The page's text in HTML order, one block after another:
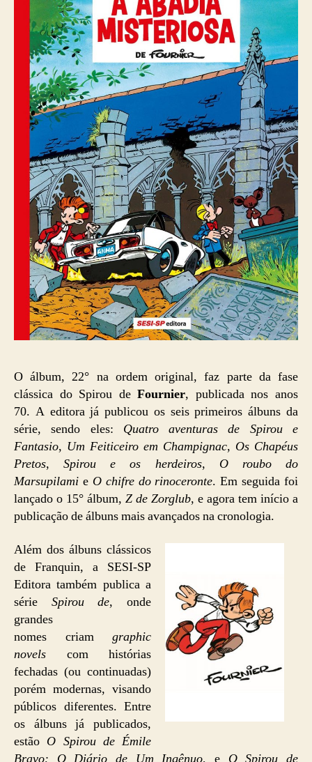
O álbum, 22° na ordem original, faz parte da fase
clássica do Spirou deFournier, publicada nos anos
70. A editora já publicou os seis primeiros álbuns da
série, sendo eles: Quatro aventuras de Spirou e
Fantasio, Um Feiticeiro em Champignac, Os Chapéus
Pretos,Spirou e os herdeiros, O roubo do
Marsupilami e O chifre do rinoceronte. Em seguida foi
lançado o 15° álbum, Z de Zorglub, e agora tem início a
publicação de álbuns mais avançados na cronologia.
Além dos álbuns clássicos
de Franquin, a SESI-SP
Editora também publica a
série Spirou de, onde
grandes
nomes criamgraphic
novels com histórias
fechadas (ou continuadas)
porém modernas, visando
públicos diferentes. Entre
os álbuns já publicados,
estão O Spirou de Émile
Bravo: O Diário de Um Ingênuo, e O Spirou de